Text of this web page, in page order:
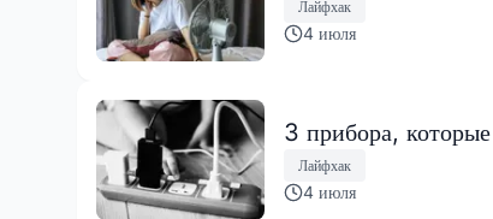
Лайфхак
4 июля
3 прибора,
Лайфхак
4 июля